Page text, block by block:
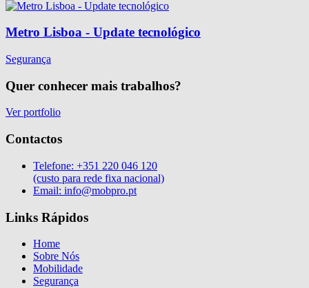
Metro Lisboa - Update tecnológico
Segurança
Quer conhecer mais trabalhos?
Ver portfolio
Contactos
Telefone: +351 220 046 120
(custo para rede fixa nacional)
Email: info@mobpro.pt
Links Rápidos
Home
Sobre Nós
Mobilidade
Segurança